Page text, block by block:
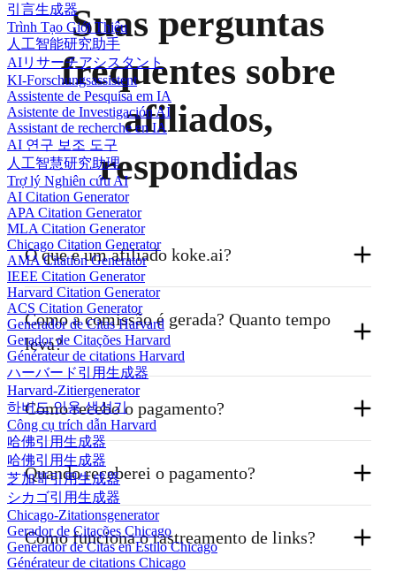
引言生成器
Trình Tạo Giới Thiệu
人工智能研究助手
AIリサーチアシスタント
KI-Forschungsassistent
Assistente de Pesquisa em IA
Asistente de Investigación AI
Assistant de recherche en IA
AI 연구 보조 도구
人工智慧研究助理
Trợ lý Nghiên cứu AI
AI Citation Generator
APA Citation Generator
MLA Citation Generator
Chicago Citation Generator
AMA Citation Generator
IEEE Citation Generator
Harvard Citation Generator
ACS Citation Generator
Generador de Citas Harvard
Gerador de Citações Harvard
Générateur de citations Harvard
ハーバード引用生成器
Harvard-Zitiergenerator
하버드 인용 생성기
Công cụ trích dẫn Harvard
哈佛引用生成器
哈佛引用生成器
芝加哥引用生成器
シカゴ引用生成器
Chicago-Zitationsgenerator
Gerador de Citações Chicago
Generador de Citas en Estilo Chicago
Générateur de citations Chicago
Suas perguntas
frequentes sobre
afiliados,
respondidas
O que é um afiliado koke.ai?
Se você usa o Koke AI e quer recomendar suas
ferramentas de escrita acadêmica, citações e pesquisa
a amigos, estudantes, colegas ou ao seu público, pode
se tornar um afiliado Koke AI.
Por que não usar sua influência ou recursos para
ganhar recompensas em dinheiro?
Como a comissão é gerada? Quanto tempo
leva?
Nossa geração de comissão são comissões não
confirmadas que são geradas quando um cliente paga
por uma assinatura.
Comissões não confirmadas se tornam comissões
confirmadas após 30 dias.
Como recebo o pagamento?
Usamos principalmente o PayPal para pagar
comissões. (Áreas sem PayPal usarão outros
métodos, como Payoneer, etc.)
Quando receberei o pagamento?
Pagaremos a todos os promotores uma comissão
acima de $50 no dia 20 de cada mês.
Como funciona o rastreamento de links?